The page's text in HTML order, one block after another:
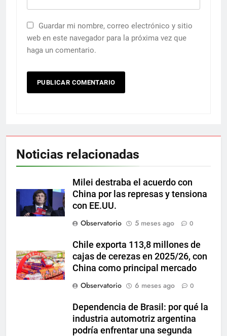
Guardar mi nombre, correo electrónico y sitio
web en este navegador para la próxima vez que
haga un comentario.
Noticias relacionadas
Milei destraba el acuerdo con
China por las represas y tensiona
con EE.UU.
Observatorio
5 meses ago 0
Chile exporta 113,8 millones de
cajas de cerezas en 2025/26, con
China como principal mercado
Observatorio
6 meses ago 0
Dependencia de Brasil: por qué la
industria automotriz argentina
podría enfrentar una segunda